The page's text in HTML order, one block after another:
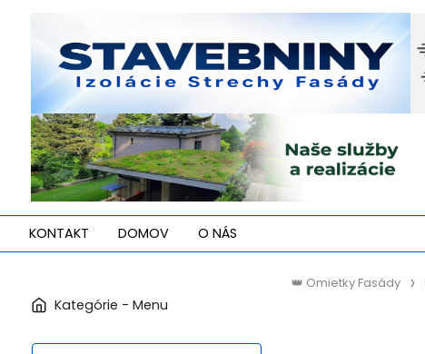
KONTAKT DOMOV O NÁS
👑 Omietky Fasády